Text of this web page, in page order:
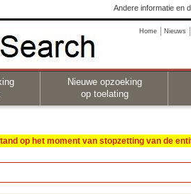
Andere informatie en
Home Nieuws
Nieuwe opzoeking
op toelating
op het moment van stopzetting van de